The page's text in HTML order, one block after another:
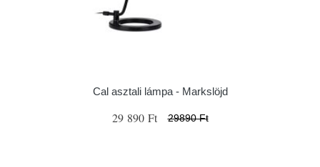
Cal asztali lámpa - Markslöjd
29 890 Ft 29890 Ft